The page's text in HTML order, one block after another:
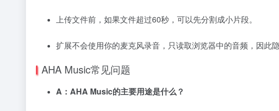
上传文件前，如果文件超过60秒，可以先分割成小片段。
扩展不会使用你的麦克风录音，只读取浏览器中的音频，因此隐
AHA Music常见问题
A：AHA Music的主要用途是什么？